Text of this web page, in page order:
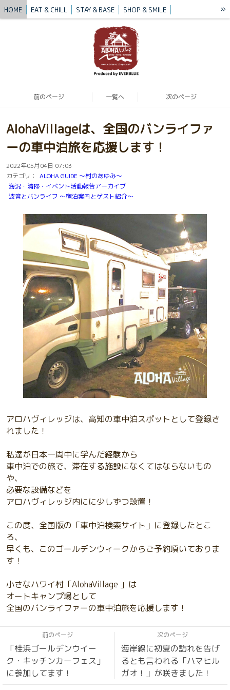
HOME EAT & CHILL STAY & BASE
SHOP & SMILE
BLUE MISSION BLOG
»
前のページ 一覧へ 次のページ
AlohaVillageは、全国のバンライファ
ーの車中泊旅を応援します！
2022年05月04日 07:03
カテゴリ：
ALOHA GUIDE 〜村のあゆみ〜
海況・清掃・イベント活動報告アーカイブ
波音とバンライフ 〜宿泊案内とゲスト紹介〜
アロハヴィレッジは、高知の車中泊スポットとして登録さ
れました！
私達が日本一周中に学んだ経験から
車中泊での旅で、滞在する施設になくてはならないもの
や、
必要な設備などを
アロハヴィレッジ内にに少しずつ設置！
この度、全国版の「車中泊検索サイト」に登録したとこ
ろ、
早くも、このゴールデンウィークからご予約頂いておりま
す！
小さなハワイ村「AlohaVillage 」は
オートキャンプ場として
全国のバンライファーの車中泊旅を応援します！
前のページ
「桂浜ゴールデンウイー
ク・キッチンカーフェス」
に参加してます！
次のページ
海岸線に初夏の訪れを告げ
るとも言われる「ハマヒル
ガオ！」が咲きました！